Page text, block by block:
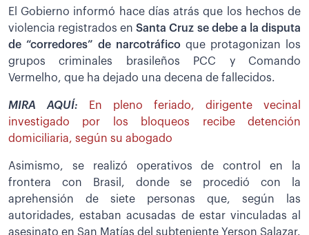
El Gobierno informó hace días atrás que los hechos de
violencia registrados en Santa Cruz se debe a la disputa
de “corredores” de narcotráfico que protagonizan los
grupos criminales brasileños PCC y Comando
Vermelho, que ha dejado una decena de fallecidos.
MIRA AQUÍ:
En pleno feriado, dirigente vecinal
investigado por los bloqueos recibe detención
domiciliaria, según su abogado
Asimismo, se realizó operativos de control en la
frontera con Brasil, donde se procedió con la
aprehensión de siete personas que, según las
autoridades, estaban acusadas de estar vinculadas al
asesinato en San Matías del subteniente Yerson Salazar.